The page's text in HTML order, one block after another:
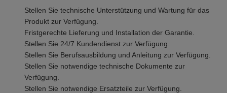
Stellen Sie technische Unterstützung und Wartung für das
Produkt zur Verfügung.
Fristgerechte Lieferung und Installation der Garantie.
Stellen Sie 24/7 Kundendienst zur Verfügung.
Stellen Sie Berufsausbildung und Anleitung zur Verfügung.
Stellen Sie notwendige technische Dokumente zur
Verfügung.
Stellen Sie notwendige Ersatzteile zur Verfügung.